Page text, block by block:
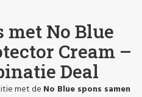
met No Blue
Cream –
Deal
met de No Blue spons samen